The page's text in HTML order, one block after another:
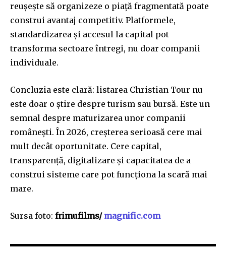
reușește să organizeze o piață fragmentată poate
construi avantaj competitiv. Platformele,
standardizarea și accesul la capital pot
transforma sectoare întregi, nu doar companii
individuale.
Concluzia este clară: listarea Christian Tour nu
este doar o știre despre turism sau bursă. Este un
semnal despre maturizarea unor companii
românești. În 2026, creșterea serioasă cere mai
mult decât oportunitate. Cere capital,
transparență, digitalizare și capacitatea de a
construi sisteme care pot funcționa la scară mai
mare.
Sursa foto: frimufilms/ magnific.com